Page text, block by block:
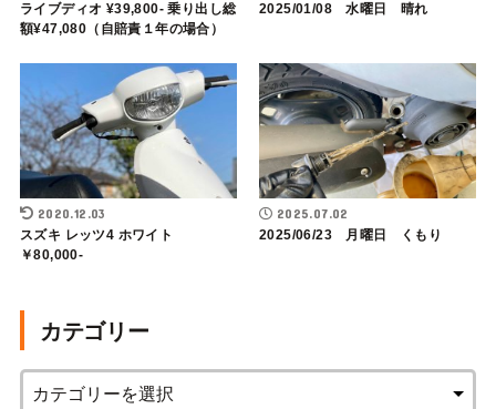
ライブディオ ¥39,800- 乗り出し総
額¥47,080（自賠責１年の場合）
2025/01/08 水曜日 晴れ
2020.12.03
スズキ レッツ4 ホワイト
￥80,000-
2025.07.02
2025/06/23 月曜日 くもり
カテゴリー